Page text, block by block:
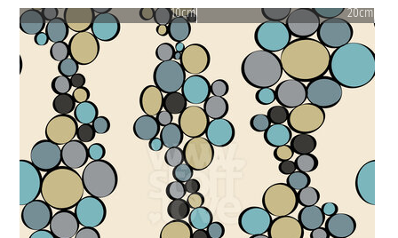
10cm 20cm